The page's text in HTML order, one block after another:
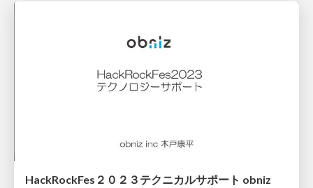
HackRockFes２０２３テクニカルサポート obniz